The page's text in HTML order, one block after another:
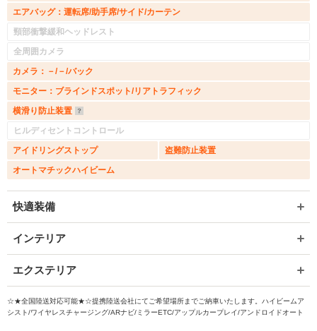
エアバッグ：運転席/助手席/サイド/カーテン
頸部衝撃緩和ヘッドレスト
全周囲カメラ
カメラ：－/－/バック
モニター：ブラインドスポット/リアトラフィック
横滑り防止装置
ヒルディセントコントロール
アイドリングストップ
盗難防止装置
オートマチックハイビーム
快適装備
インテリア
エクステリア
☆★全国陸送対応可能★☆提携陸送会社にてご希望場所までご納車いたします。ハイビームア
シスト/ワイヤレスチャージング/ARナビ/ミラーETC/アップルカープレイ/アンドロイドオート
入力途中の情報を保存しますか？
※次回問い合わせをする際に自動入力されます